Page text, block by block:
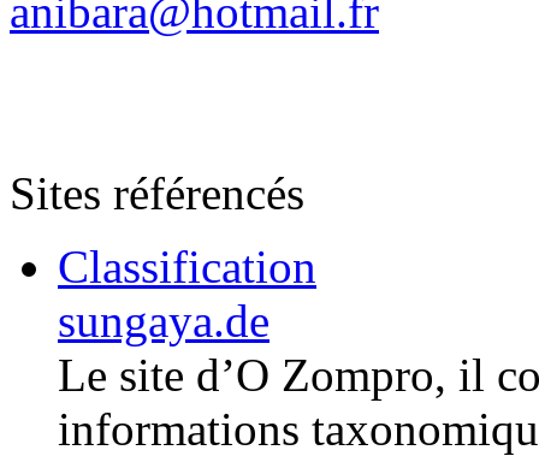
anibara@hotmail.fr
Sites référencés
Classification
sungaya.de
Le site d’O Zompro, il
informations